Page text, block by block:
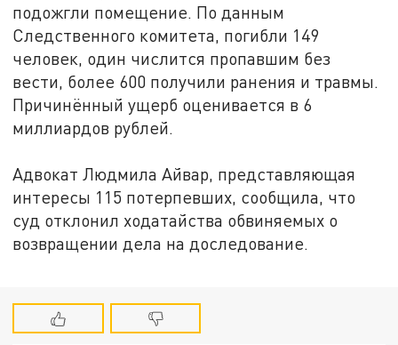
подожгли помещение. По данным
Следственного комитета, погибли 149
человек, один числится пропавшим без
вести, более 600 получили ранения и травмы.
Причинённый ущерб оценивается в 6
миллиардов рублей.
Адвокат Людмила Айвар, представляющая
интересы 115 потерпевших, сообщила, что
суд отклонил ходатайства обвиняемых о
возвращении дела на доследование.